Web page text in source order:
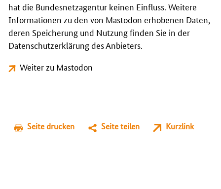
hat die Bundesnetzagentur keinen Einfluss. Weitere
Informationen zu den von Mastodon erhobenen Daten,
deren Speicherung und Nutzung finden Sie in der
Datenschutzerklärung des Anbieters.
Weiter zu Mastodon
Seite drucken Seite teilen Kurzlink